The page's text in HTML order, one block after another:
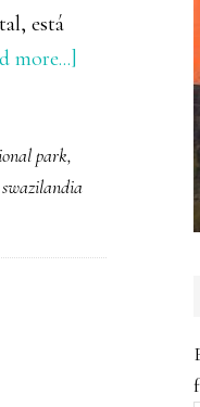
está
more...]
park,
swazilandia